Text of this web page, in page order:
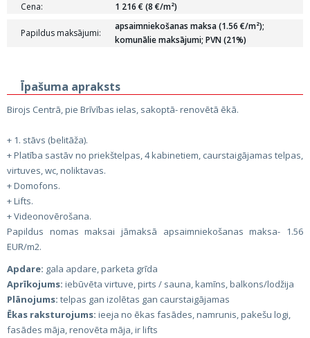
Cena:
1 216 € (8 €/m²)
Papildus maksājumi:
apsaimniekošanas maksa (1.56 €/m²);
komunālie maksājumi; PVN (21%)
Īpašuma apraksts
Birojs Centrā, pie Brīvības ielas, sakoptā- renovētā ēkā.
+ 1. stāvs (belitāža).
+ Platība sastāv no priekštelpas, 4 kabinetiem, caurstaigājamas telpas,
virtuves, wc, noliktavas.
+ Domofons.
+ Lifts.
+ Videonovērošana.
Papildus nomas maksai jāmaksā apsaimniekošanas maksa- 1.56
EUR/m2.
Apdare: gala apdare, parketa grīda
Aprīkojums: iebūvēta virtuve, pirts / sauna, kamīns, balkons/lodžija
Plānojums: telpas gan izolētas gan caurstaigājamas
Ēkas raksturojums: ieeja no ēkas fasādes, namrunis, pakešu logi,
fasādes māja, renovēta māja, ir lifts